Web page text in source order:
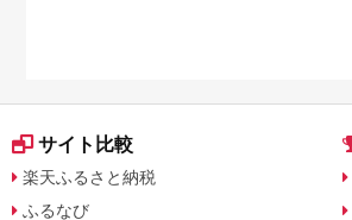
サイト比較
楽天ふるさと納税
ふるなび